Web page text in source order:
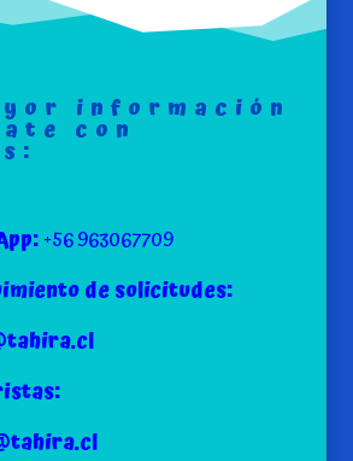
información
con
+56 963067709
de solicitudes: